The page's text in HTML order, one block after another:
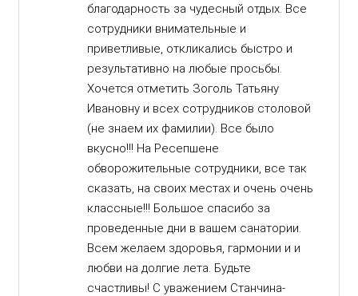
благодарность за чудесный отдых. Все
сотрудники внимательные и
приветливые, откликались быстро и
результативно на любые просьбы.
Хочется отметить Зоголь Татьяну
Ивановну и всех сотрудников столовой
(не знаем их фамилии). Все было
вкусно!!! На Ресепшене
обворожительные сотрудники, все так
сказать, на своих местах и очень очень
классные!!! Большое спасибо за
проведенные дни в вашем санатории.
Всем желаем здоровья, гармонии и и
любви на долгие лета. Будьте
счастливы! С уважением Станчина-